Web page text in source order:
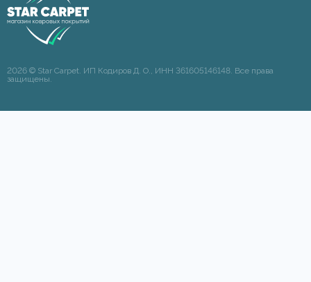
2026 © Star Carpet. ИП Кодиров Д. О., ИНН 361605146148. Все права
защищены.